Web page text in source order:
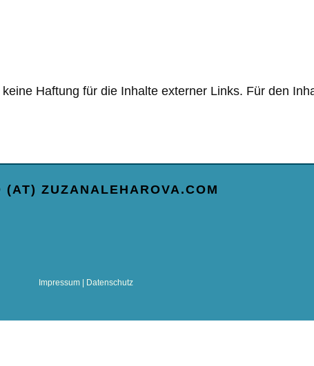
Haftung für die Inhalte externer Links. Für den
(AT) ZUZANALEHAROVA.COM
Impressum| Datenschutz